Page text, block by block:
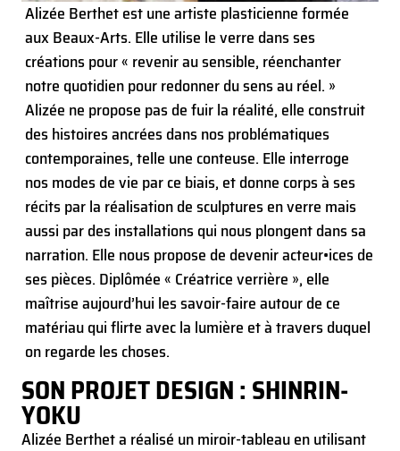
Alizée Berthet est une artiste plasticienne formée
aux Beaux-Arts. Elle utilise le verre dans ses
créations pour « revenir au sensible, réenchanter
notre quotidien pour redonner du sens au réel. »
Alizée ne propose pas de fuir la réalité, elle construit
des histoires ancrées dans nos problématiques
contemporaines, telle une conteuse. Elle interroge
nos modes de vie par ce biais, et donne corps à ses
récits par la réalisation de sculptures en verre mais
aussi par des installations qui nous plongent dans sa
narration. Elle nous propose de devenir acteur•ices de
ses pièces. Diplômée « Créatrice verrière », elle
maîtrise aujourd’hui les savoir-faire autour de ce
matériau qui flirte avec la lumière et à travers duquel
on regarde les choses.
SON PROJET DESIGN : SHINRIN-
YOKU
Alizée Berthet a réalisé un miroir-tableau en utilisant